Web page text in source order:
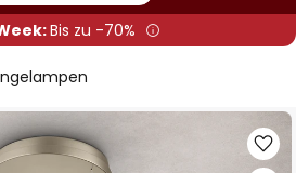
Bis zu -70%